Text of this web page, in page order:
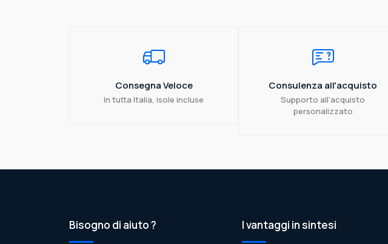
Consegna Veloce
In tutta Italia, isole incluse
Consulenza all'acquisto
Supporto all'acquisto
personalizzato
Bisogno di aiuto ? I vantaggi in sintesi